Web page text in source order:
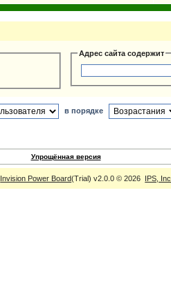
Адрес сайта содержит
в порядке
Упрощённая версия
Invision Power Board(Trial) v2.0.0 © 2026 IPS, Inc.